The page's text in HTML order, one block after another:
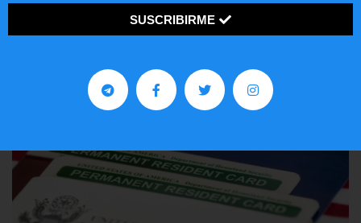
LEER ARTÍCULO...
SUSCRIBIRME